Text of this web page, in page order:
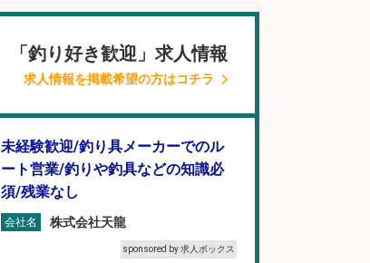
「釣り好き歓迎」求人情報
求人情報を掲載希望の方はコチラ
未経験歓迎/釣り具メーカーでのル
ート営業/釣りや釣具などの知識必
須/残業なし
会社名 株式会社天龍
sponsored by 求人ボックス